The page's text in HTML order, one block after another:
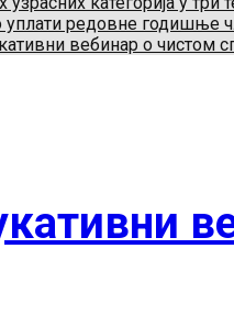
уплати редовне годишње
вебинар о чистом